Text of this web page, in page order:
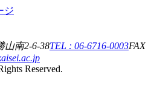
ジ
山南2-6-38TEL : 06-6716-0003FAX
Reserved.